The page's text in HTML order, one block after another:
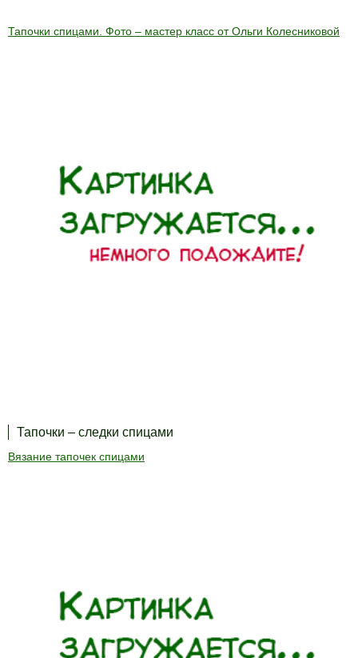
Тапочки спицами. Фото – мастер класс от Ольги Колесниковой
Тапочки – следки спицами
Вязание тапочек спицами